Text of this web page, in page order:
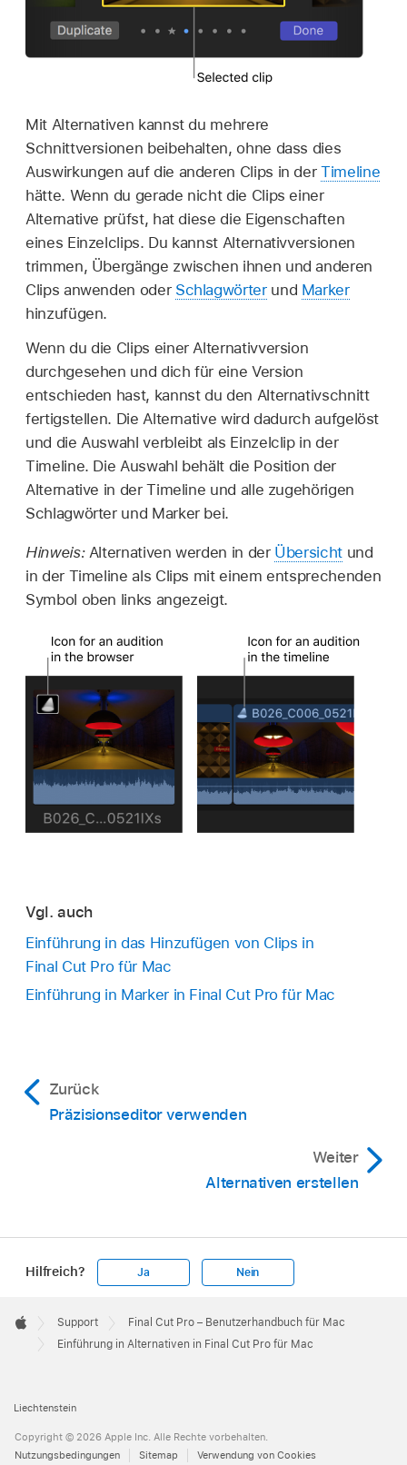
Mit Alternativen kannst du mehrere
Schnittversionen beibehalten, ohne dass dies
Auswirkungen auf die anderen Clips in derTimeline
hätte. Wenn du gerade nicht die Clips einer
Alternative prüfst, hat diese die Eigenschaften
eines Einzelclips. Du kannst Alternativversionen
trimmen, Übergänge zwischen ihnen und anderen
Clips anwenden oder Schlagwörterund Marker
hinzufügen.
Wenn du die Clips einer Alternativversion
durchgesehen und dich für eine Version
entschieden hast, kannst du den Alternativschnitt
fertigstellen. Die Alternative wird dadurch aufgelöst
und die Auswahl verbleibt als Einzelclip in der
Timeline. Die Auswahl behält die Position der
Alternative in der Timeline und alle zugehörigen
Schlagwörter und Marker bei.
Hinweis: Alternativen werden in der Übersichtund
in der Timeline als Clips mit einem entsprechenden
Symbol oben links angezeigt.
Vgl. auch
Einführung in das Hinzufügen von Clips in
Final Cut Pro für Mac
Einführung in Marker in Final Cut Pro für Mac
Zurück
Präzisionseditor verwenden
Weiter
Alternativen erstellen
Hilfreich? Ja Nein
Footer

Apple
Support
Final Cut Pro – Benutzerhandbuch für Mac
Einführung in Alternativen in Final Cut Pro für Mac
Liechtenstein
Copyright © 2026 Apple Inc. Alle Rechte vorbehalten.
Nutzungsbedingungen
Sitemap Verwendung von Cookies